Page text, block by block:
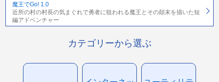
魔王でGo! 1.0
近所の村の村長の気まぐれで勇者に狙われる魔王とその顛末を描いた短
編アドベンチャー
カテゴリーから選ぶ